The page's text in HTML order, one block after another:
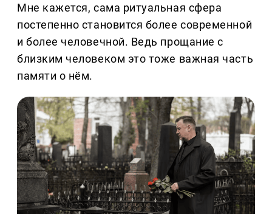
Мне кажется, сама ритуальная сфера
постепенно становится более современной
и более человечной. Ведь прощание с
близким человеком это тоже важная часть
памяти о нём.